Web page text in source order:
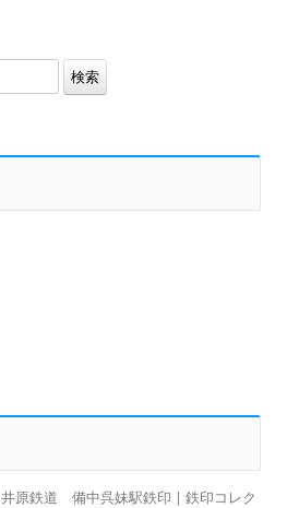
井原鉄道 備中呉妹駅鉄印 | 鉄印コレク